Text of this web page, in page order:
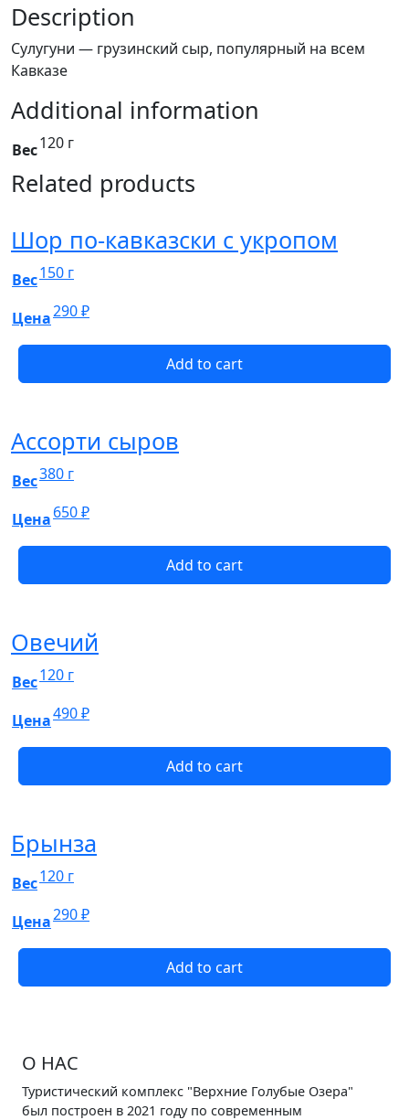
Description
Сулугуни — грузинский сыр, популярный на всем
Кавказе
Additional information
Вес120 г
Related products
Шор по-кавказски с укропом
Вес150 г
Цена290₽
Add to cart
Ассорти сыров
Вес380 г
Цена650₽
Add to cart
Овечий
Вес120 г
Цена490₽
Add to cart
Брынза
Вес120 г
Цена290₽
Add to cart
О НАС
Туристический комплекс "Верхние Голубые Озера"
был построен в 2021 году по современным